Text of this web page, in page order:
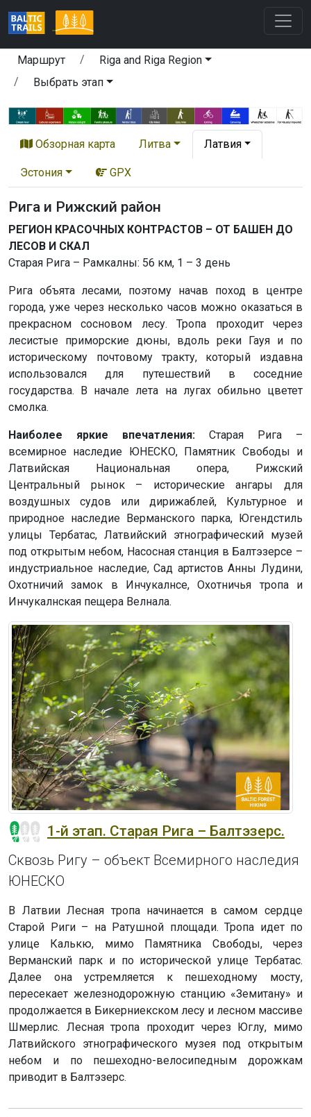
Маршрут
Riga and Riga Region
Выбрать этап
Обзорная карта Литва Латвия
Эстония GPX
Рига и Рижский район
РЕГИОН КРАСОЧНЫХ КОНТРАСТОВ – ОТ БАШЕН ДО
ЛЕСОВ И СКАЛ
Старая Рига – Рамкалны: 56 км, 1 – 3 день
Рига объята лесами, поэтому начав поход в центре
города, уже через несколько часов можно оказаться в
прекрасном сосновом лесу. Тропа проходит через
лесистые приморские дюны, вдоль реки Гауя и по
историческому почтовому тракту, который издавна
использовался для путешествий в соседние
государства. В начале лета на лугах обильно цветет
смолка.
Наиболее яркие впечатления: Старая Рига –
всемирное наследие ЮНЕСКО, Памятник Свободы и
Латвийская Национальная опера, Рижский
Центральный рынок – исторические ангары для
воздушных судов или дирижаблей, Культурное и
природное наследие Верманского парка, Югендстиль
улицы Тербатас, Латвийский этнографический музей
под открытым небом, Насосная станция в Балтэзерсе –
индустриальное наследие, Сад артистов Анны Лудини,
Охотничий замок в Инчукалнсе, Охотничья тропа и
Инчукалнская пещера Велнала.
1-й этап. Старая Рига – Балтэзерс.
Сквозь Ригу – объект Всемирного наследия
ЮНЕСКО
В Латвии Лесная тропа начинается в самом сердце
Старой Риги – на Ратушной площади. Тропа идет по
улице Калькю, мимо Памятника Свободы, через
Верманский парк и по исторической улице Тербатас.
Далее она устремляется к пешеходному мосту,
пересекает железнодорожную станцию «Земитану» и
продолжается в Бикерниекском лесу и лесном массиве
Шмерлис. Лесная тропа проходит через Юглу, мимо
Латвийского этнографического музея под открытым
небом и по пешеходно-велосипедным дорожкам
приводит в Балтэзерс.